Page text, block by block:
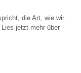
die Art, wie wir
jetzt mehr über